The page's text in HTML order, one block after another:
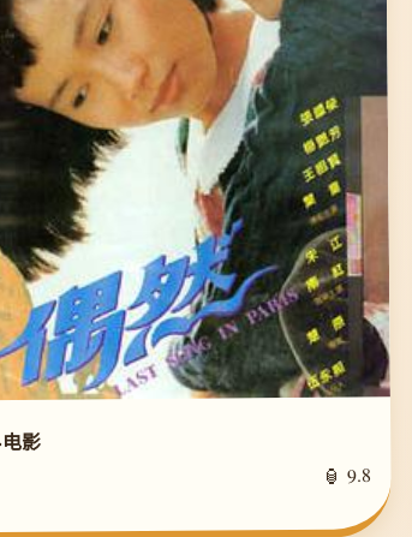
影
🏮 9.8